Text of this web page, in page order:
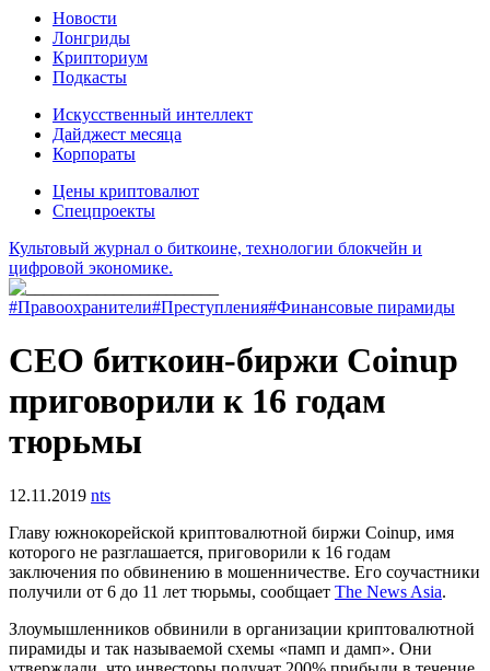
Новости
Лонгриды
Крипториум
Подкасты
Искусственный интеллект
Дайджест месяца
Корпораты
Цены криптовалют
Спецпроекты
Культовый журнал о биткоине, технологии блокчейн и
цифровой экономике.
#Правоохранители#Преступления#Финансовые пирамиды
СЕО биткоин-биржи Coinup
приговорили к 16 годам
тюрьмы
12.11.2019 nts
Главу южнокорейской криптовалютной биржи Coinup, имя
которого не разглашается, приговорили к 16 годам
заключения по обвинению в мошенничестве. Его соучастники
получили от 6 до 11 лет тюрьмы, сообщает The News Asia.
Злоумышленников обвинили в организации криптовалютной
пирамиды и так называемой схемы «памп и дамп». Они